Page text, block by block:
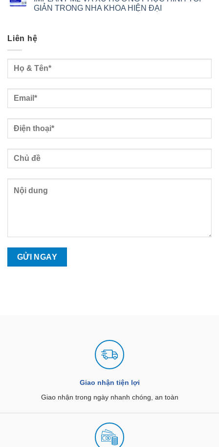
GIẢN TRONG NHA KHOA HIỆN ĐẠI
Liên hệ
Giao nhận tiện lợi
Giao nhận trong ngày nhanh chóng, an toàn